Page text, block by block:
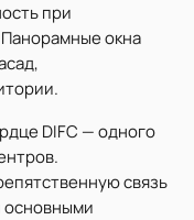
при
окна
DIFC — одного
связь
основными